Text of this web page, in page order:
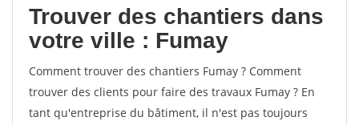
Trouver des chantiers dans
votre ville : Fumay
Comment trouver des chantiers Fumay ? Comment
trouver des clients pour faire des travaux Fumay ? En
tant qu'entreprise du bâtiment, il n'est pas toujours